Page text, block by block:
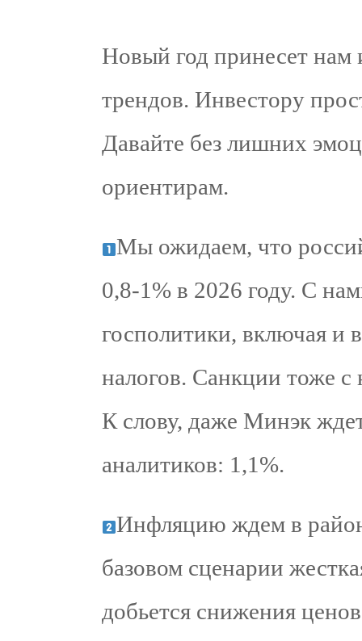
Новый год принесет нам
трендов. Инвестору
Давайте без лишних
ориентирам.
Мы ожидаем, что
0,8-1% в 2026 году. С
госполитики, включая и
налогов. Санкции тоже с
К слову, даже Минэк
аналитиков: 1,1%.
Инфляцию ждем в
базовом сценарии
добьется снижения